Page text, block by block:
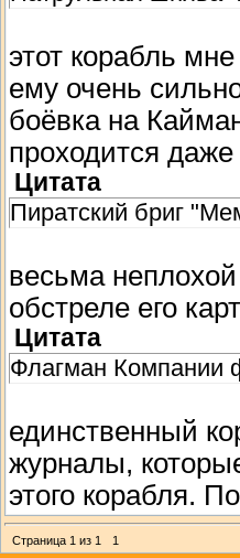
этот корабль
ему очень
боёвка на
проходится
Цитата
Пиратский бриг
весьма
обстреле его
Цитата
Флагман Компании
единственный
журналы,
этого корабля.
Страница 1 из 1 1